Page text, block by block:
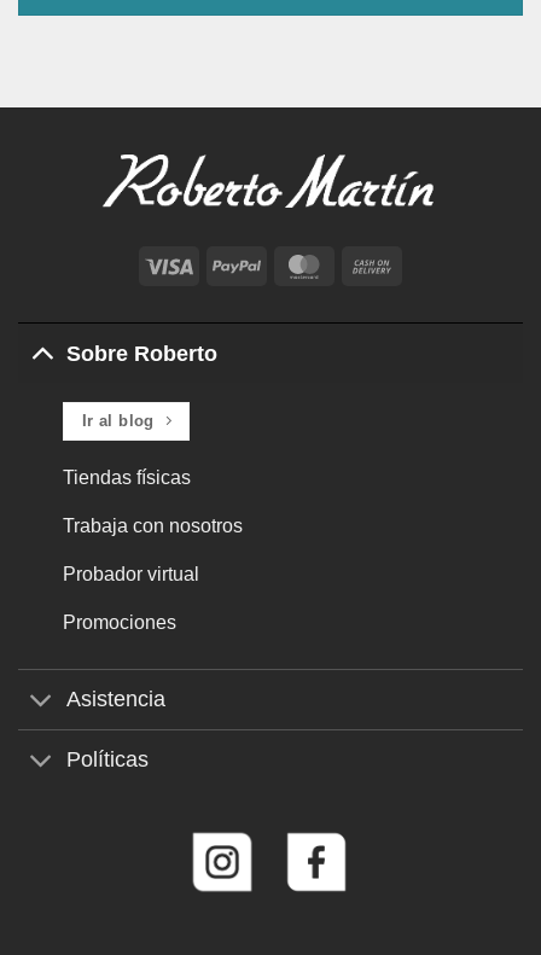
Visa PayPal MasterCard
Delivery
Sobre Roberto
Ir al blog
Tiendas físicas
Trabaja con nosotros
Probador virtual
Promociones
Asistencia
Políticas